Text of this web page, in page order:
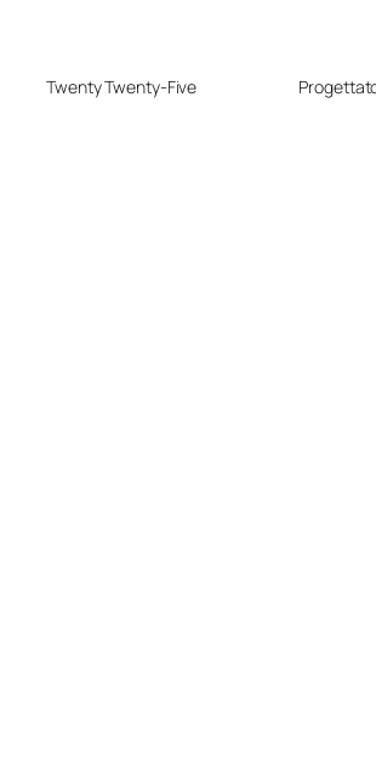
Twenty Twenty-Five